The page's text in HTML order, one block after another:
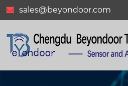
 sales@beyondoor.com